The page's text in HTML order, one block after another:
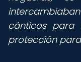
cánticos
protección